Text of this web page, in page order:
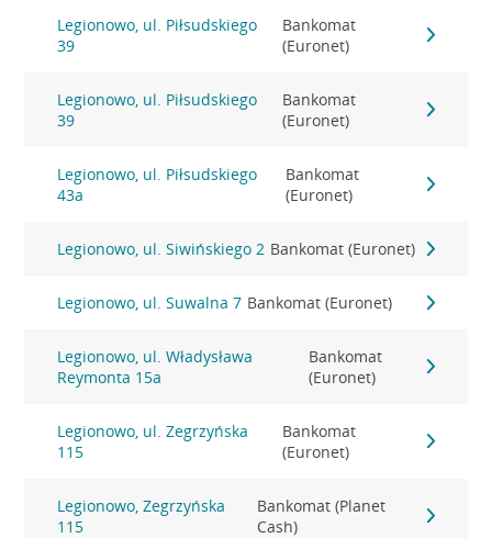
Legionowo, ul. Piłsudskiego
39
Bankomat
(Euronet)
Legionowo, ul. Piłsudskiego
39
Bankomat
(Euronet)
Legionowo, ul. Piłsudskiego
43a
Bankomat
(Euronet)
Legionowo, ul. Siwińskiego 2 Bankomat (Euronet)
Legionowo, ul. Suwalna 7 Bankomat (Euronet)
Legionowo, ul. Władysława
Reymonta 15a
Bankomat
(Euronet)
Legionowo, ul. Zegrzyńska
115
Bankomat
(Euronet)
Legionowo, Zegrzyńska
115
Bankomat (Planet
Cash)